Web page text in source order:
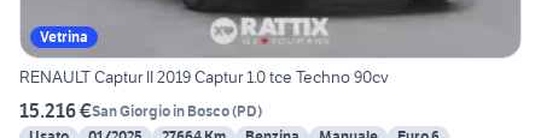
Vetrina
RENAULT Captur II 2019 Captur 1.0 tce Techno 90cv
15.216 €San Giorgio in Bosco(PD)